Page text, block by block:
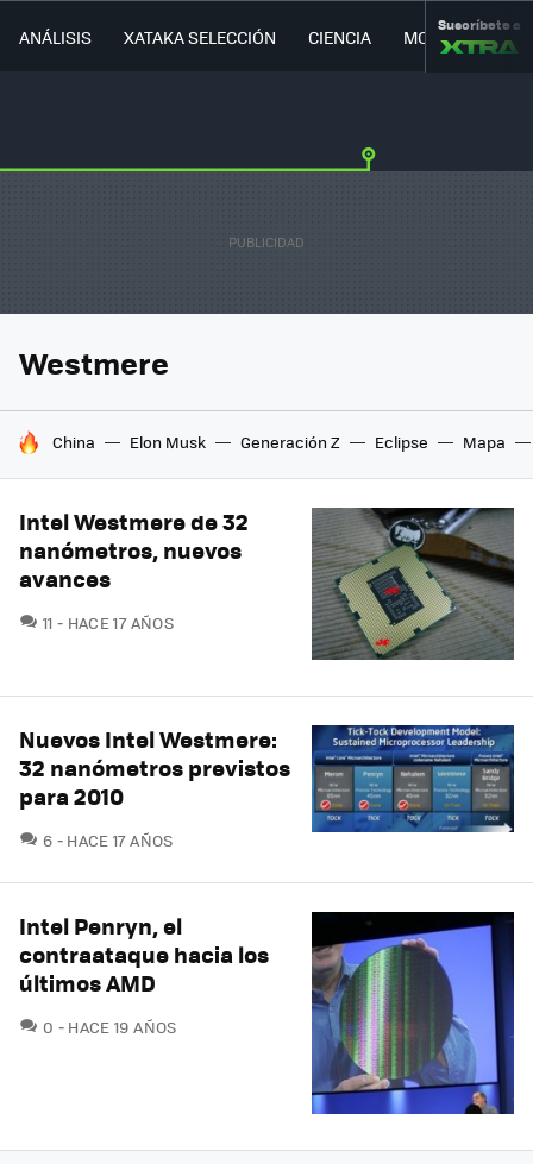
ANÁLISIS XATAKA SELECCIÓN CIENCIA MOVILIDAD
Suscríbete a
Westmere
HOY SE HABLA DE
China Elon Musk Generación Z Eclipse Mapa
Intel Westmere de 32
nanómetros, nuevos
avances
11 COMENTARIOS
HACE 17 AÑOS
Nuevos Intel Westmere:
32 nanómetros previstos
para 2010
6 COMENTARIOS
HACE 17 AÑOS
Intel Penryn, el
contraataque hacia los
últimos AMD
0 COMENTARIOS
HACE 19 AÑOS